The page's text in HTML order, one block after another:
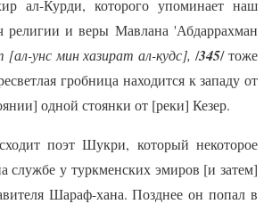
ал-Курди, которого упоминает наш
религии и веры Мавлана 'Абдаррахман
унс мин хазират ал-кудс],/345/ тоже
гробница находится к западу от
одной стоянки от [реки] Кезер.
поэт Шукри, который некоторое
службе у туркменских эмиров [и затем]
Шараф-хана. Позднее он попал в